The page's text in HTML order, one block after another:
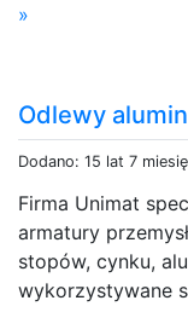
»
Odlewy
Dodano: 15 lat 7
Firma Unimat
armatury
stopów, cynku,
wykorzystywane